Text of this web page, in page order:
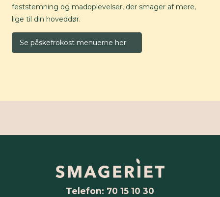
feststemning og madoplevelser, der smager af mere,
lige til din hoveddør.
Se påskefrokost menuerne her
Telefon: 70 15 10 30